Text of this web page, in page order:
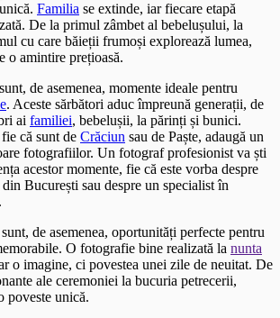
Familia se extinde, iar fiecare etapă
De la primul zâmbet al bebelușului, la
cu care băieții frumoși explorează lumea,
o amintire prețioasă.
de asemenea, momente ideale pentru
. Aceste sărbători aduc împreună generații, de
ai familiei, bebelușii, la părinți și bunici.
că sunt de Crăciun sau de Paște, adaugă un
fotografiilor. Un fotograf profesionist va ști
acestor momente, fie că este vorba despre
din București sau despre un specialist în
.
de asemenea, oportunități perfecte pentru
O fotografie bine realizată la nunta
o imagine, ci povestea unei zile de neuitat. De
ale ceremoniei la bucuria petrecerii,
poveste unică.